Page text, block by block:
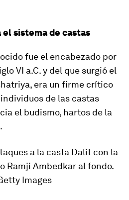
sistema de castas
fue el encabezado por
VI a.C. y del que surgió el
, era un firme crítico
de las castas
el budismo, hartos de la
a la casta Dalit con la
Ramji Ambedkar al fondo.
Images